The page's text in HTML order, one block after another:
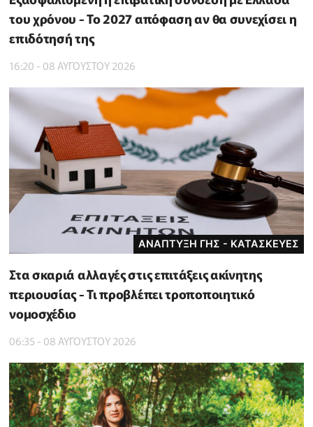
του χρόνου - Το 2027 απόφαση αν θα συνεχίσει η
επιδότησή της
16:20 - 08 ΑΥΓΟΥΣΤΟΥ 2026
ΑΝΑΠΤΥΞΗ ΓΗΣ - ΚΑΤΑΣΚΕΥΕΣ
Στα σκαριά αλλαγές στις επιτάξεις ακίνητης
περιουσίας - Τι προβλέπει τροποποιητικό
νομοσχέδιο
06:35 - 08 ΑΥΓΟΥΣΤΟΥ 2026